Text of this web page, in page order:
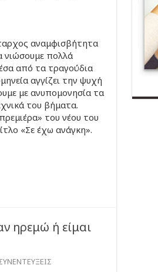
αναμφισβήτητα
νιώσουμε πολλά
από τα τραγούδια
αγγίζει την ψυχή
με ανυπομονησία τα
του βήματα.
του νέου του
«Σε έχω ανάγκη».
ηρεμώ ή είμαι